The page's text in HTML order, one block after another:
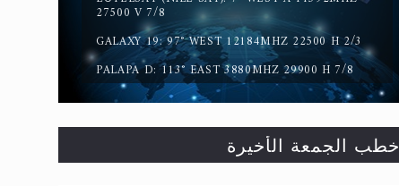
27500 V 7/8
GALAXY 19: 97° WEST 12184MHZ 22500 H 2/3
PALAPA D: 113° EAST 3880MHZ 29900 H 7/8
خطب الجمعة الأخيرة